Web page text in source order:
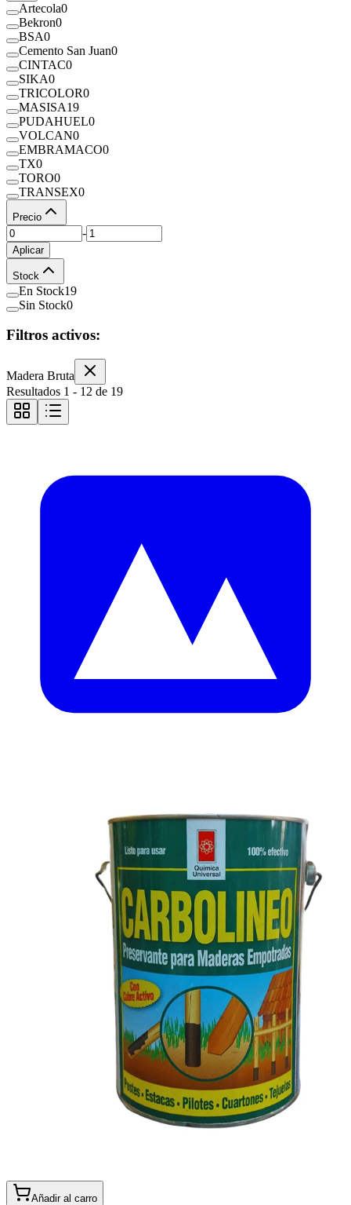
Artecola0
Bekron0
BSA0
Cemento San Juan0
CINTAC0
SIKA0
TRICOLOR0
MASISA19
PUDAHUEL0
VOLCAN0
EMBRAMACO0
TX0
TORO0
TRANSEX0
Precio
-
Aplicar
Stock
En Stock19
Sin Stock0
Filtros activos:
Madera Bruta
Resultados 1 - 12 de 19
Añadir al carro